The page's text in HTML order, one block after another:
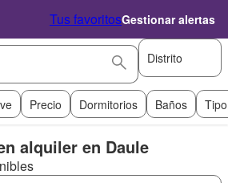
Tus favoritosGestionar alertas
Distrito
Precio Dormitorios Baños
alquiler en Daule